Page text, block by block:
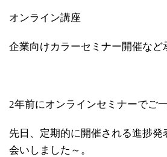
オンライン講座
企業向けカラーセミナー開催など
2年前にオンラインセミナーでご
先日、定期的に開催される進捗発
会いしました～。